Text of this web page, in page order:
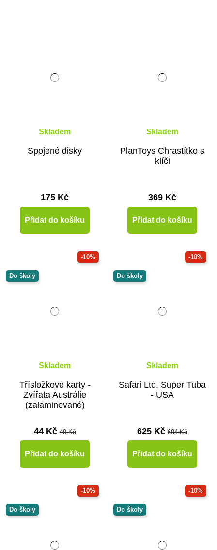
Skladem
Spojené disky
175 Kč
Přidat do košíku
Skladem
PlanToys Chrastítko s
klíči
369 Kč
Přidat do košíku
-10%
Do školy
Skladem
Třísložkové karty -
Zvířata Austrálie
(zalaminované)
44 Kč49 Kč
Přidat do košíku
-10%
Do školy
Skladem
Safari Ltd. Super Tuba
- USA
625 Kč 694 Kč
Přidat do košíku
-10%
Do školy
-10%
Do školy